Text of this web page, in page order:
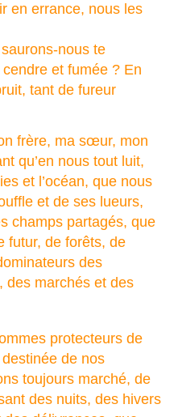
en errance, nous les
aurons-nous te
et fumée ? En
tant de fureur
frère, ma sœur, mon
qu’en nous tout luit,
et l’océan, que nous
et de ses lueurs,
champs partagés, que
futur, de forêts, de
des
des marchés et des
protecteurs de
de nos
toujours marché, de
des nuits, des hivers